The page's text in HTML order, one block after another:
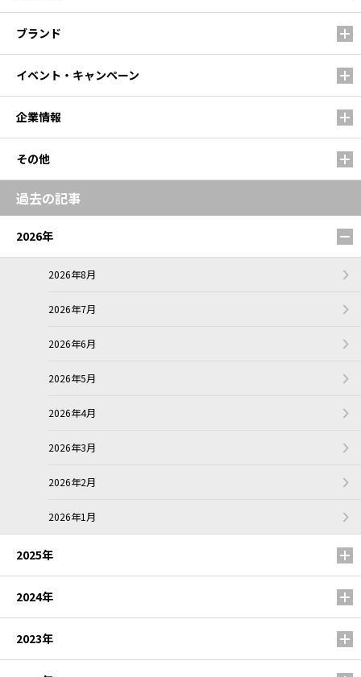
ブランド
イベント・キャンペーン
企業情報
その他
過去の記事
2026年
2026年8月
2026年7月
2026年6月
2026年5月
2026年4月
2026年3月
2026年2月
2026年1月
2025年
2024年
2023年